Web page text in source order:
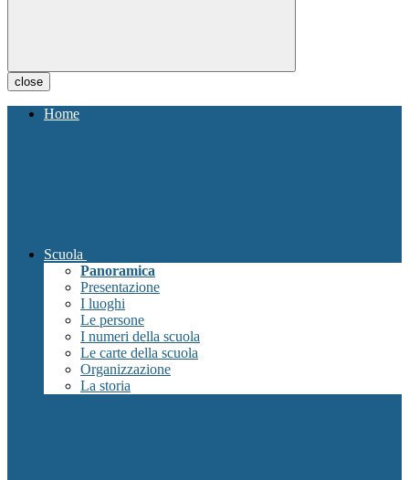
close
Home
Scuola
Panoramica
Presentazione
I luoghi
Le persone
I numeri della scuola
Le carte della scuola
Organizzazione
La storia